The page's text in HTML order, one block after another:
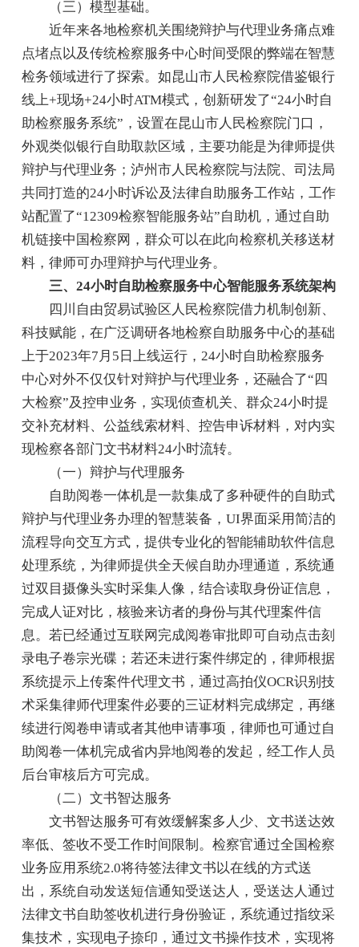
（三）模型基础。
近年来各地检察机关围绕辩护与代理业务痛点难
点堵点以及传统检察服务中心时间受限的弊端在智慧
检务领域进行了探索。如昆山市人民检察院借鉴银行
线上+现场+24小时ATM模式，创新研发了“24小时自
助检察服务系统”，设置在昆山市人民检察院门口，
外观类似银行自助取款区域，主要功能是为律师提供
辩护与代理业务；泸州市人民检察院与法院、司法局
共同打造的24小时诉讼及法律自助服务工作站，工作
站配置了“12309检察智能服务站”自助机，通过自助
机链接中国检察网，群众可以在此向检察机关移送材
料，律师可办理辩护与代理业务。
三、24小时自助检察服务中心智能服务系统架构
四川自由贸易试验区人民检察院借力机制创新、
科技赋能，在广泛调研各地检察自助服务中心的基础
上于2023年7月5日上线运行，24小时自助检察服务
中心对外不仅仅针对辩护与代理业务，还融合了“四
大检察”及控申业务，实现侦查机关、群众24小时提
交补充材料、公益线索材料、控告申诉材料，对内实
现检察各部门文书材料24小时流转。
（一）辩护与代理服务
自助阅卷一体机是一款集成了多种硬件的自助式
辩护与代理业务办理的智慧装备，UI界面采用简洁的
流程导向交互方式，提供专业化的智能辅助软件信息
处理系统，为律师提供全天候自助办理通道，系统通
过双目摄像头实时采集人像，结合读取身份证信息，
完成人证对比，核验来访者的身份与其代理案件信
息。若已经通过互联网完成阅卷审批即可自动点击刻
录电子卷宗光碟；若还未进行案件绑定的，律师根据
系统提示上传案件代理文书，通过高拍仪OCR识别技
术采集律师代理案件必要的三证材料完成绑定，再继
续进行阅卷申请或者其他申请事项，律师也可通过自
助阅卷一体机完成省内异地阅卷的发起，经工作人员
后台审核后方可完成。
（二）文书智达服务
文书智达服务可有效缓解案多人少、文书送达效
率低、签收不受工作时间限制。检察官通过全国检察
业务应用系统2.0将待签法律文书以在线的方式送
出，系统自动发送短信通知受送达人，受送达人通过
法律文书自助签收机进行身份验证，系统通过指纹采
集技术，实现电子捺印，通过文书操作技术，实现将